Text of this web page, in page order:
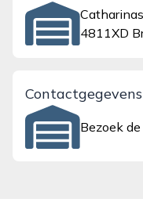
4811XD
Contactgegevens
Bezoek